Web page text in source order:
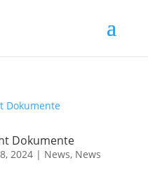
Dokumente
2024| News, News